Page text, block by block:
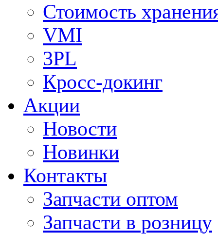
Стоимость
VMI
3PL
Кросс-докинг
Акции
Новости
Новинки
Контакты
Запчасти оптом
Запчасти в розницу